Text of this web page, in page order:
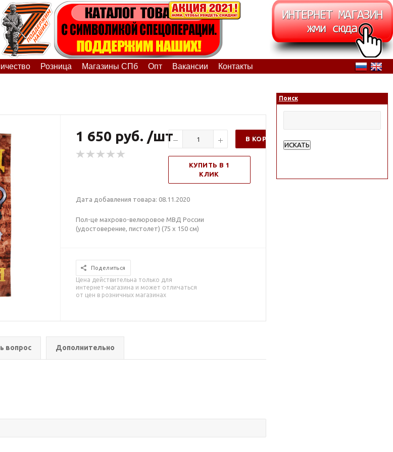
Розница Магазины СПб Опт Вакансии Контакты
1 650 руб. /шт В КОРЗИНУ
КУПИТЬ В 1
КЛИК
Дата добавления товара: 08.11.2020
Пол-це махрово-велюровое МВД России
(удостоверение, пистолет) (75 x 150 см)
Поделиться
Цена действительна только для
интернет-магазина и может отличаться
от цен в розничных магазинах
вопрос Дополнительно
Поиск
ИСКАТЬ